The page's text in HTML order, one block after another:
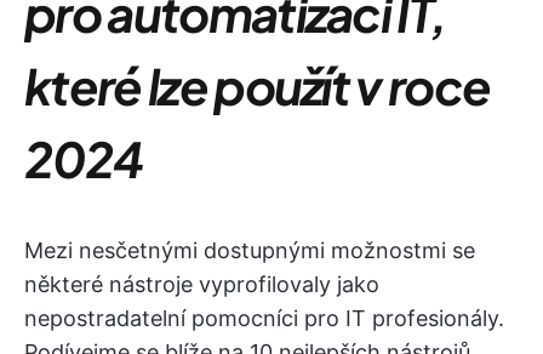
pro automatizaci IT,
které lze použít v roce
2024
Mezi nesčetnými dostupnými možnostmi se
některé nástroje vyprofilovaly jako
nepostradatelní pomocníci pro IT profesionály.